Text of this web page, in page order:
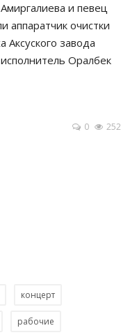
и певец
аппаратчик очистки
Аксуского завода
Оралбек
0 252
концерт
рабочие